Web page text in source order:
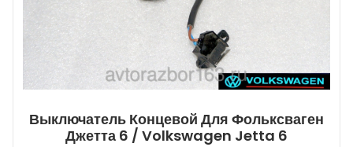
Выключатель Концевой Для Фольксваген
Джетта 6 / Volkswagen Jetta 6